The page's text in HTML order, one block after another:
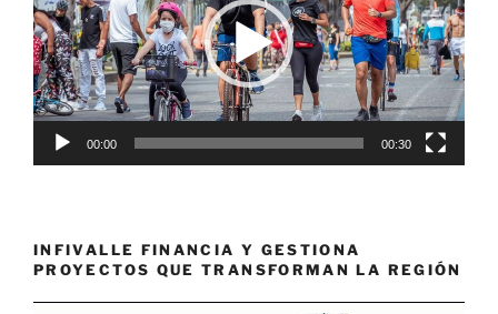
00:00 00:30
INFIVALLE FINANCIA Y GESTIONA
PROYECTOS QUE TRANSFORMAN LA REGIÓN